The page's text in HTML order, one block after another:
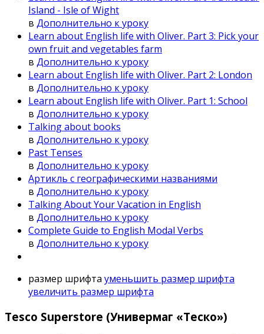
Island - Isle of Wight
в Дополнительно к уроку
Learn about English life with Oliver. Part 3: Pick your
own fruit and vegetables farm
в Дополнительно к уроку
Learn about English life with Oliver. Part 2: London
в Дополнительно к уроку
Learn about English life with Oliver. Part 1: School
в Дополнительно к уроку
Talking about books
в Дополнительно к уроку
Past Tenses
в Дополнительно к уроку
Артикль с географическими названиями
в Дополнительно к уроку
Talking About Your Vacation in English
в Дополнительно к уроку
Complete Guide to English Modal Verbs
в Дополнительно к уроку
размер шрифта уменьшить размер шрифта
увеличить размер шрифта
Tesco Superstore (Универмаг «Теско»)